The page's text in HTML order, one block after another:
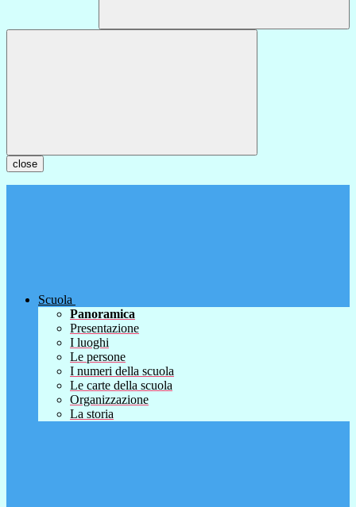
close
Scuola
Panoramica
Presentazione
I luoghi
Le persone
I numeri della scuola
Le carte della scuola
Organizzazione
La storia